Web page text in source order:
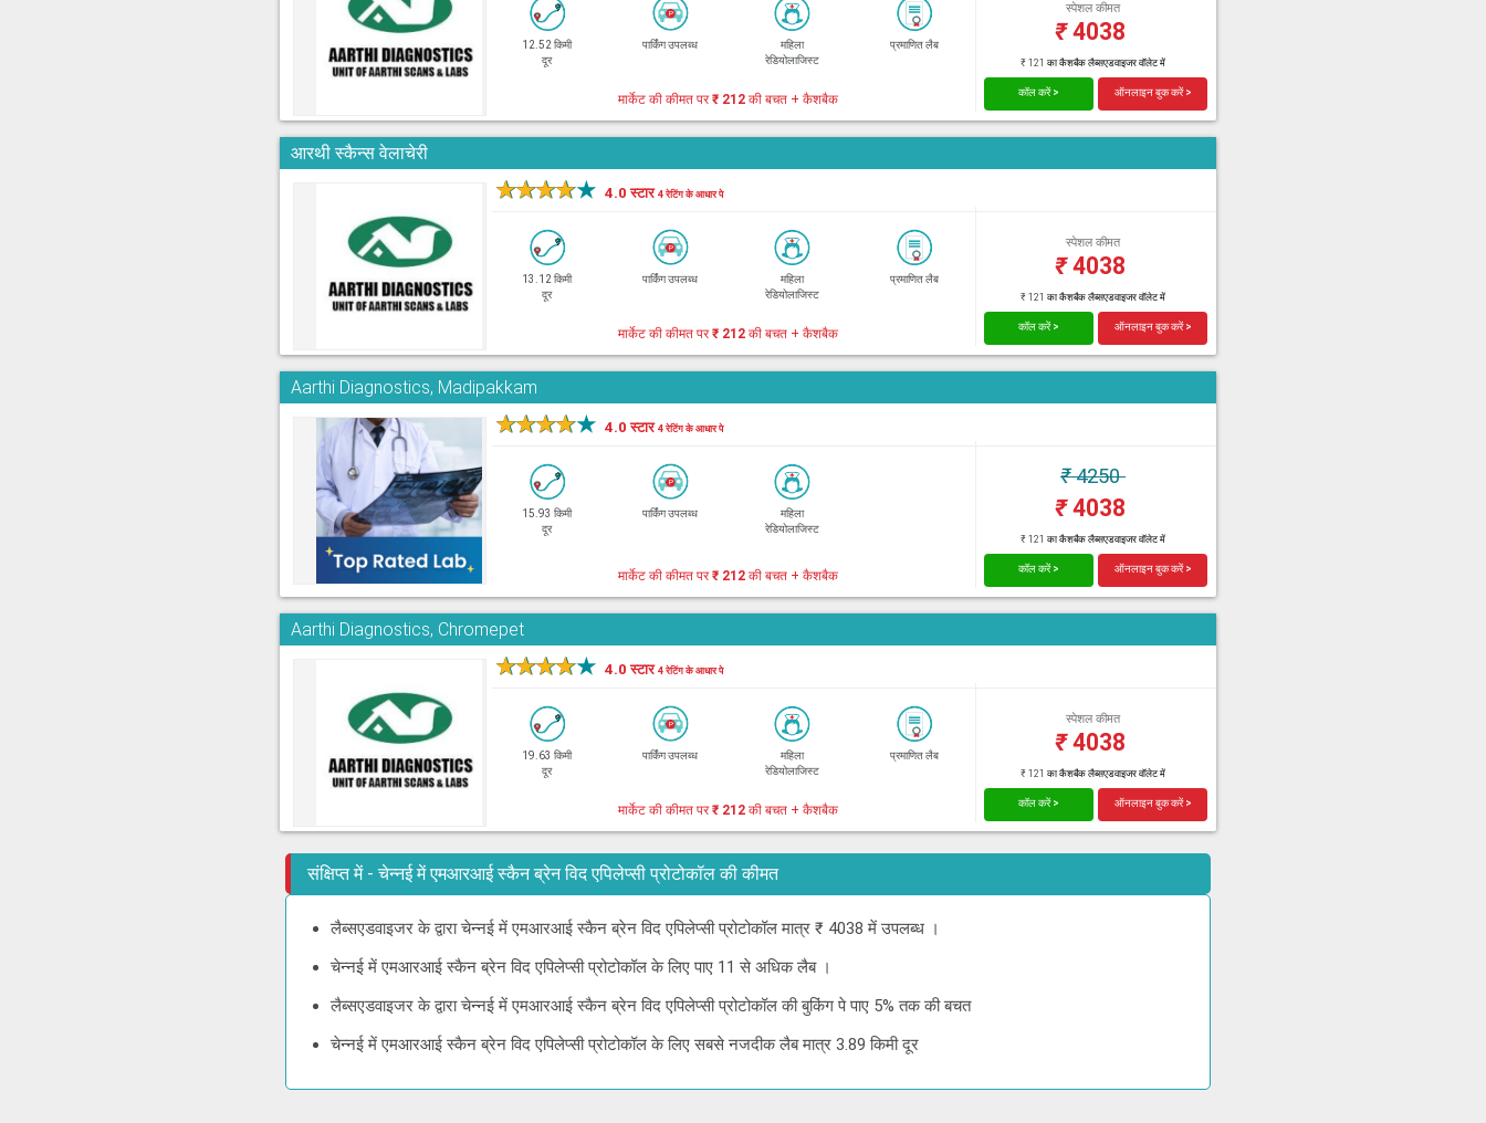
12.52 किमी
दूर
पार्किंग उपलब्ध
महिला
रेडियोलाजिस्ट
प्रमाणित लैब
स्पेशल कीमत
₹4038
₹ 121 का कैशबैक लैब्सएडवाइजर वॉलेट में
मार्केट की कीमत पर₹ 212 की बचत + कैशबैक कॉल करें > ऑनलाइन बुक करें >
आरथी स्कैन्स वेलाचेरी
★★★★★ 4.0 स्टार4 रेटिंग के आधार पे
13.12 किमी
दूर
पार्किंग उपलब्ध
महिला
रेडियोलाजिस्ट
प्रमाणित लैब
स्पेशल कीमत
₹4038
₹ 121 का कैशबैक लैब्सएडवाइजर वॉलेट में
मार्केट की कीमत पर₹ 212 की बचत + कैशबैक कॉल करें > ऑनलाइन बुक करें >
Aarthi Diagnostics, Madipakkam
★★★★★ 4.0 स्टार4 रेटिंग के आधार पे
15.93 किमी
दूर
पार्किंग उपलब्ध
महिला
रेडियोलाजिस्ट
₹4250
₹4038
₹ 121 का कैशबैक लैब्सएडवाइजर वॉलेट में
मार्केट की कीमत पर₹ 212 की बचत + कैशबैक कॉल करें > ऑनलाइन बुक करें >
Aarthi Diagnostics, Chromepet
★★★★★ 4.0 स्टार4 रेटिंग के आधार पे
19.63 किमी
दूर
पार्किंग उपलब्ध
महिला
रेडियोलाजिस्ट
प्रमाणित लैब
स्पेशल कीमत
₹4038
₹ 121 का कैशबैक लैब्सएडवाइजर वॉलेट में
मार्केट की कीमत पर₹ 212 की बचत + कैशबैक कॉल करें > ऑनलाइन बुक करें >
संक्षिप्त में - चेन्नई में एमआरआई स्कैन ब्रेन विद एपिलेप्सी प्रोटोकॉल की कीमत
लैब्सएडवाइजर के द्वारा चेन्नई में एमआरआई स्कैन ब्रेन विद एपिलेप्सी प्रोटोकॉल मात्र ₹ 4038 में उपलब्ध ।
चेन्नई में एमआरआई स्कैन ब्रेन विद एपिलेप्सी प्रोटोकॉल के लिए पाए 11 से अधिक लैब ।
लैब्सएडवाइजर के द्वारा चेन्नई में एमआरआई स्कैन ब्रेन विद एपिलेप्सी प्रोटोकॉल की बुकिंग पे पाए 5% तक की बचत
चेन्नई में एमआरआई स्कैन ब्रेन विद एपिलेप्सी प्रोटोकॉल के लिए सबसे नजदीक लैब मात्र 3.89 किमी दूर